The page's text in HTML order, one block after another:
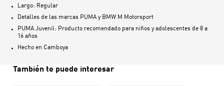
Largo: Regular
Detalles de las marcas PUMA y BMW M Motorsport
PUMA Juvenil: Producto recomendado para niños y adolescentes de 8 a
16 años
Hecho en Camboya
También te puede interesar